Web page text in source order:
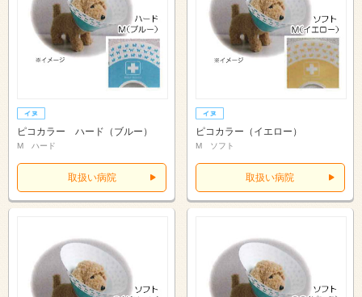
ピコカラー ハード（ブルー）
M ハード
取扱い病院
ピコカラー（イエロー）
M ソフト
取扱い病院